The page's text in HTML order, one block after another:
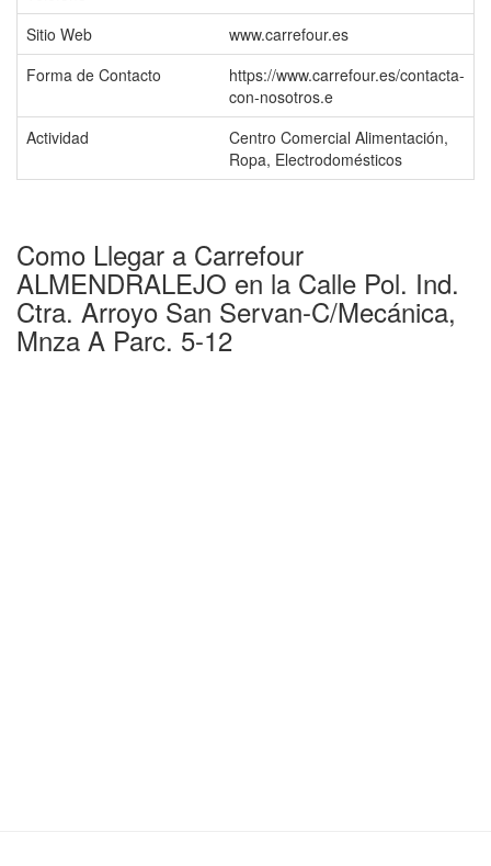
Sitio Web
www.carrefour.es
Forma de Contacto
https://www.carrefour.es/contacta-
con-nosotros.e
Actividad
Centro Comercial Alimentación,
Ropa, Electrodomésticos
Como Llegar a Carrefour
ALMENDRALEJO en la Calle Pol. Ind.
Ctra. Arroyo San Servan-C/Mecánica,
Mnza A Parc. 5-12